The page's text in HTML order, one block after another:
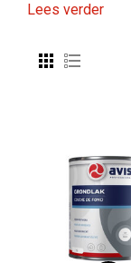
Lees verder